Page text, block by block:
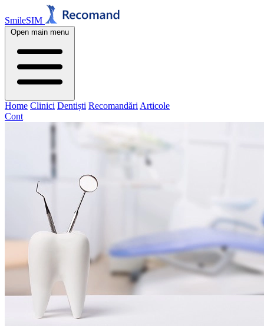
SmileSIM
Open main menu
Home Clinici Dentiști Recomandări Articole
Cont